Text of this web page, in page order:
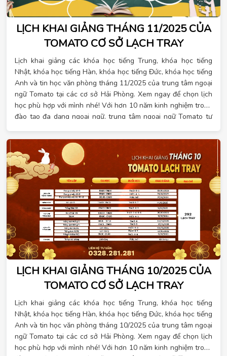
LỊCH KHAI GIẢNG THÁNG 11/2025 CỦA
TOMATO CƠ SỞ LẠCH TRAY
Lịch khai giảng các khóa học tiếng Trung, khóa học tiếng
Nhật, khóa học tiếng Hàn, khóa học tiếng Đức, khóa học tiếng
Anh và tin học văn phòng tháng 11/2025 của trung tâm ngoại
ngữ Tomato tại các cơ sở Hải Phòng. Xem ngay để chọn lịch
học phù hợp với mình nhé! Với hơn 10 năm kinh nghiệm trong
đào tạo đa dạng ngoại ngữ, trung tâm ngoại ngữ Tomato tự
đầy đủ nhu cầu của học viên. Tại Tomato có các khóa học
ngoại ngữ với các ngôn ngữ hot hiện nay và tin học văn
phòng cho mọi trình độ, lịch học linh hoạt. Đặc biệt, khi đăng
ký học vào tháng 11 này, bạn sẽ nhận được hàng loạt ưu đãi.
Khi đăng ký sớm, đăng ký theo nhóm hay đăng ký nhiều khóa
học liên tiếp, bạn sẽ nhận được nhiều quà tặng may mắn. Xem
lịch học chi tiết ngay!
LỊCH KHAI GIẢNG THÁNG 10/2025 CỦA
TOMATO CƠ SỞ LẠCH TRAY
Lịch khai giảng các khóa học tiếng Trung, khóa học tiếng
Nhật, khóa học tiếng Hàn, khóa học tiếng Đức, khóa học tiếng
Anh và tin học văn phòng tháng 10/2025 của trung tâm ngoại
ngữ Tomato tại các cơ sở Hải Phòng. Xem ngay để chọn lịch
học phù hợp với mình nhé! Với hơn 10 năm kinh nghiệm trong